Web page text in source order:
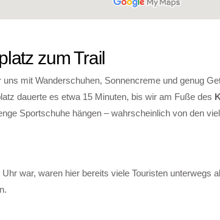
zum Trail
mit Wanderschuhen, Sonnencreme und genug
dauerte es etwa 15 Minuten, bis wir am Fuße des
Sportschuhe hängen – wahrscheinlich von den
war, waren hier bereits viele Touristen unterwegs